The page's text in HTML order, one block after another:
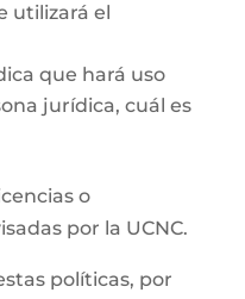
utilizará el
que hará uso
jurídica, cuál es
o
por la UCNC.
políticas, por